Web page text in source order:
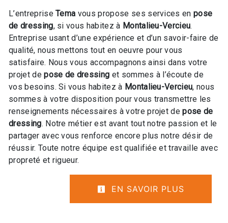
L’entrepriseTema vous propose ses services enpose
de dressing, si vous habitez à Montalieu-Vercieu.
Entreprise usant d’une expérience et d’un savoir-faire de
qualité, nous mettons tout en oeuvre pour vous
satisfaire. Nous vous accompagnons ainsi dans votre
projet depose de dressing et sommes à l’écoute de
vos besoins. Si vous habitez à Montalieu-Vercieu, nous
sommes à votre disposition pour vous transmettre les
renseignements nécessaires à votre projet depose de
dressing. Notre métier est avant tout notre passion et le
partager avec vous renforce encore plus notre désir de
réussir. Toute notre équipe est qualifiée et travaille avec
propreté et rigueur.
EN SAVOIR PLUS